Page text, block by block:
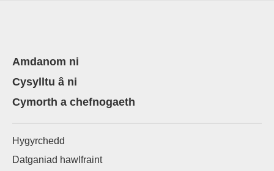
Amdanom ni
Cysylltu â ni
Cymorth a chefnogaeth
Hygyrchedd
Datganiad hawlfraint